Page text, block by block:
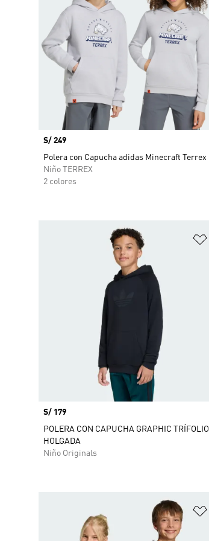
Precio
S/ 249
Polera con Capucha adidas Minecraft Terrex
Niño TERREX
2 colores
Precio
S/ 179
POLERA CON CAPUCHA GRAPHIC TRÍFOLIO
HOLGADA
Niño Originals